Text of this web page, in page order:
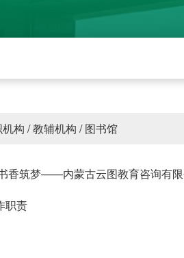
构 /教辅机构 /图书馆
香筑梦——内蒙古云图教育咨询有
职责